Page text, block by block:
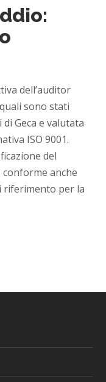
dell’auditor
sono stati
Geca e valutata
ISO 9001.
del
anche
riferimento per la